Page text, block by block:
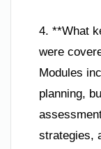
4. **What
were
Modules
planning,
strategies,